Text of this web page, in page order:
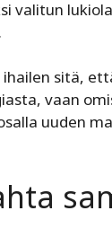
valitun
sitä,
vaan
uuden